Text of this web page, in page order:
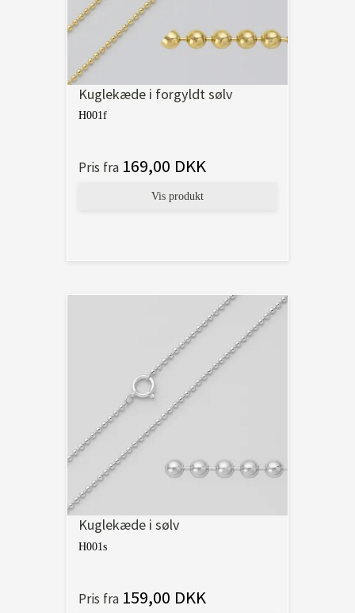
Kuglekæde i forgyldt sølv
H001f
Pris fra 169,00 DKK
Vis produkt
Kuglekæde i sølv
H001s
Pris fra 159,00 DKK